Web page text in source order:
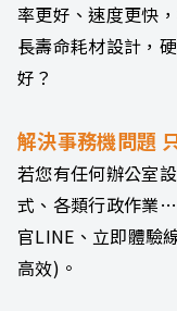
率更好、速度更快
長壽命耗材設計，
好？
解決事務機問題
若您有任何辦公室
式、各類行政作業
官LINE、立即體驗
高效)。